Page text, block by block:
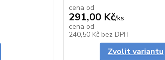
cena od
291,00 Kč/ks
cena od
240,50 Kč bez DPH
Zvolit variantu